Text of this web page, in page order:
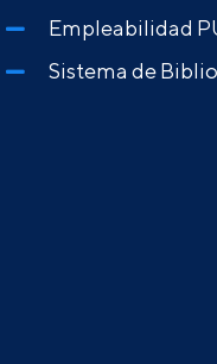
Empleabilidad
Sistema de